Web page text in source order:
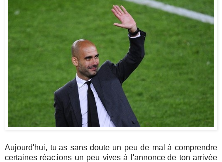
Aujourd'hui, tu as sans doute un peu de mal à comprendre
certaines réactions un peu vives à l'annonce de ton arrivée